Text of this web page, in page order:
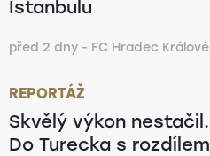
Istanbulu
před 2 dny - FC Hradec Králové
REPORTÁŽ
Skvělý výkon nestačil.
Do Turecka s rozdílem